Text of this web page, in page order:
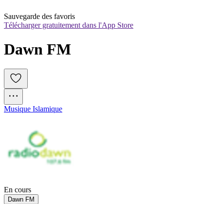
Sauvegarde des favoris
Télécharger gratuitement dans l'App Store
Dawn FM
Musique Islamique
En cours
Dawn FM